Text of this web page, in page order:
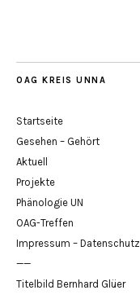
OAG KREIS UNNA
Startseite
Gesehen – Gehört
Aktuell
Projekte
Phänologie UN
OAG-Treffen
Impressum – Datenschutz
——
Titelbild Bernhard Glüer